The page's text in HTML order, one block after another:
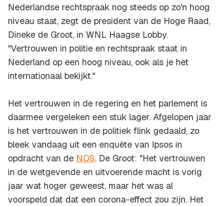
Nederlandse rechtspraak nog steeds op zo'n hoog
niveau staat, zegt de president van de Hoge Raad,
Dineke de Groot, in WNL Haagse Lobby.
"Vertrouwen in politie en rechtspraak staat in
Nederland op een hoog niveau, ook als je het
internationaal bekijkt."
Het vertrouwen in de regering en het parlement is
daarmee vergeleken een stuk lager. Afgelopen jaar
is het vertrouwen in de politiek flink gedaald, zo
bleek vandaag uit een enquête van Ipsos in
opdracht van de NOS. De Groot: "Het vertrouwen
in de wetgevende en uitvoerende macht is vorig
jaar wat hoger geweest, maar het was al
voorspeld dat dat een corona-effect zou zijn. Het